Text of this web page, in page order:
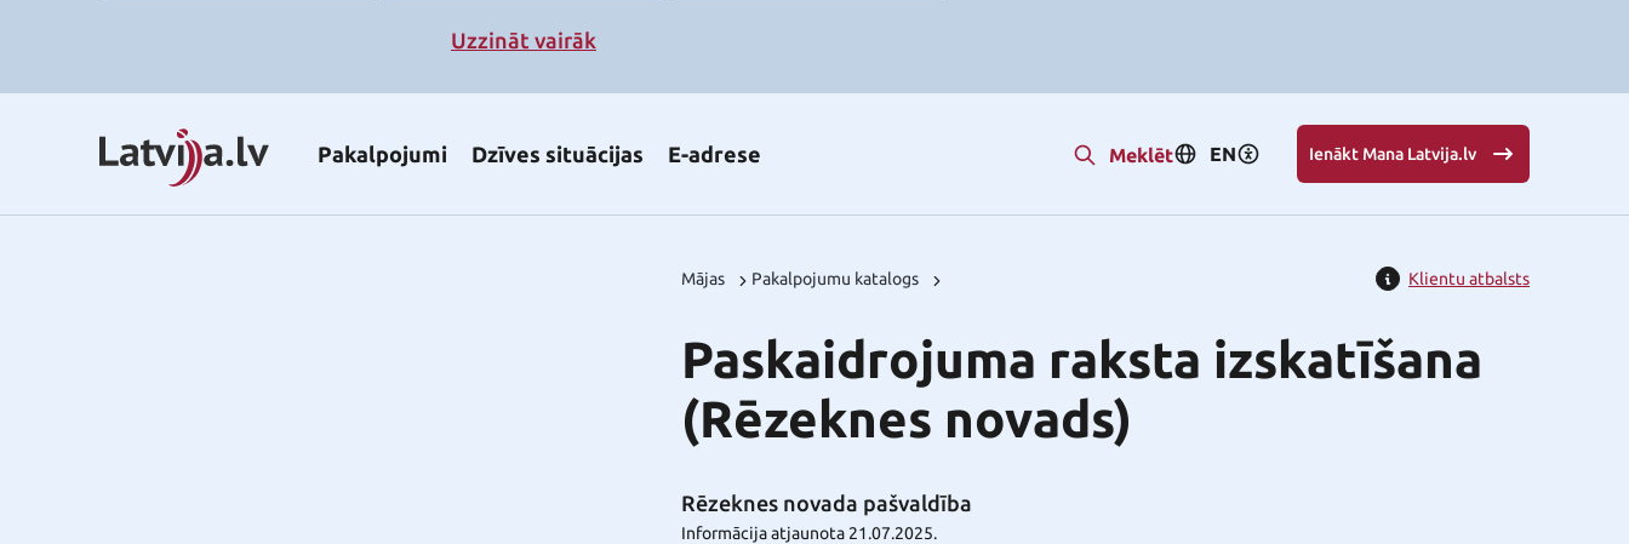
Uzzināt vairāk
Pakalpojumi Dzīves situācijas E-adrese Meklēt EN Ienākt Mana Latvija.lv
Mājas Pakalpojumu katalogs Klientu atbalsts
Paskaidrojuma raksta izskatīšana
(Rēzeknes novads)
Rēzeknes novada pašvaldība
Informācija atjaunota 21.07.2025.